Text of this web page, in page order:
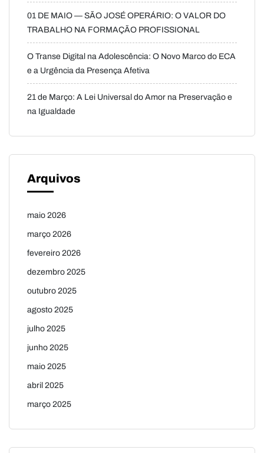
01 DE MAIO — SÃO JOSÉ OPERÁRIO: O VALOR DO
TRABALHO NA FORMAÇÃO PROFISSIONAL
O Transe Digital na Adolescência: O Novo Marco do ECA
e a Urgência da Presença Afetiva
21 de Março: A Lei Universal do Amor na Preservação e
na Igualdade
Arquivos
maio 2026
março 2026
fevereiro 2026
dezembro 2025
outubro 2025
agosto 2025
julho 2025
junho 2025
maio 2025
abril 2025
março 2025